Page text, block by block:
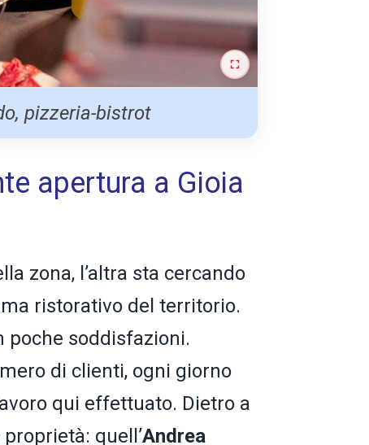
pizzeria-bistrot
apertura a Gioia
zona, l’altra sta cercando
ristorativo del territorio.
poche soddisfazioni.
di clienti, ogni giorno
qui effettuato. Dietro a
quell’Andrea